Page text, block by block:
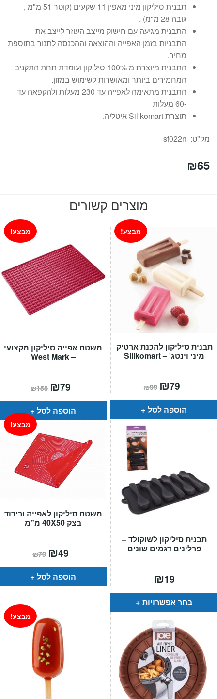
תבנית סיליקון מיני מאפין 11 שקעים (קוטר 51 מ"מ ,
גובה 28 מ"מ) .
התבנית מגיעה עם חישוק מייצב העוזר לייצב את
התבניות בזמן האפייה וההוצאה וההכנסה לתנור בתוספת
מחיר.
התבנית מיוצרת מ 100% סיליקון ועומדת תחת התקנים
המחמירים ביותר ומאושרות לשימוש במזון.
התבנית מתאימה לאפייה עד 230 מעלות ולהקפאה עד
-60 מעלות
תוצרת Silikomart איטליה.
מק"ט: sf022n
₪65
מוצרים קשורים
משטח אפייה סיליקון מקצועי
– West Mark
מבצע!
₪155 המחיר
המקורי
היה:
₪155.
₪79
הוא:
הוספה לסל
תבנית סיליקון להכנת ארטיק
מיני וינטג' – Silikomart
מבצע!
₪99 המחיר
המקורי
היה:
₪99.
₪79
הוא:
הוספה לסל
משטח סיליקון לאפייה ורידוד
בצק 40X50 מ"מ
מבצע!
₪79 המחיר
המקורי
היה:
₪79.
₪49
הוא:
הוספה לסל
תבנית סיליקון לשוקולד –
פרלינים דגמים שונים
₪19
בחר אפשרויות
מבצע!